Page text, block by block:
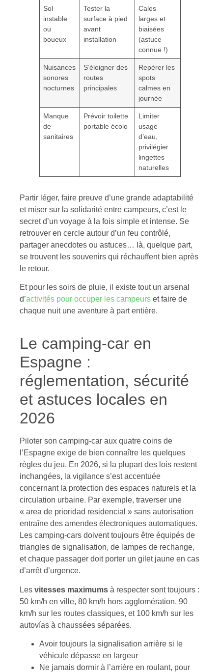
Sol
instable
ou
boueux
Tester la
surface à pied
avant
installation
Cales
larges et
biaisées
(astuce
connue !)
Nuisances
sonores
nocturnes
S’éloigner des
routes
principales
Repérer les
spots
calmes en
journée
Manque
de
sanitaires
Prévoir toilette
portable écolo
Limiter
usage
d’eau,
privilégier
lingettes
naturelles
Partir léger, faire preuve d’une grande adaptabilité
et miser sur la solidarité entre campeurs, c’est le
secret d’un voyage à la fois simple et intense. Se
retrouver en cercle autour d’un feu contrôlé,
partager anecdotes ou astuces… là, quelque part,
se trouvent les souvenirs qui réchauffent bien après
le retour.
Et pour les soirs de pluie, il existe tout un arsenal
d’activités pour occuper les campeurs et faire de
chaque nuit une aventure à part entière.
Le camping-car en
Espagne :
réglementation, sécurité
et astuces locales en
2026
Piloter son camping-car aux quatre coins de
l’Espagne exige de bien connaître les quelques
règles du jeu. En 2026, si la plupart des lois restent
inchangées, la vigilance s’est accentuée
concernant la protection des espaces naturels et la
circulation urbaine. Par exemple, traverser une
« area de prioridad residencial » sans autorisation
entraîne des amendes électroniques automatiques.
Les camping-cars doivent toujours être équipés de
triangles de signalisation, de lampes de rechange,
et chaque passager doit porter un gilet jaune en cas
d’arrêt d’urgence.
Les vitesses maximums à respecter sont toujours :
50 km/h en ville, 80 km/h hors agglomération, 90
km/h sur les routes classiques, et 100 km/h sur les
autovías à chaussées séparées.
Avoir toujours la signalisation arrière si le
véhicule dépasse en largeur
Ne jamais dormir à l’arrière en roulant, pour